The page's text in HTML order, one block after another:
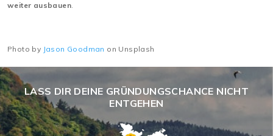
weiter ausbauen.
Photo by Jason Goodman on Unsplash
LASS DIR DEINE GRÜNDUNGSCHANCE NICHT
ENTGEHEN